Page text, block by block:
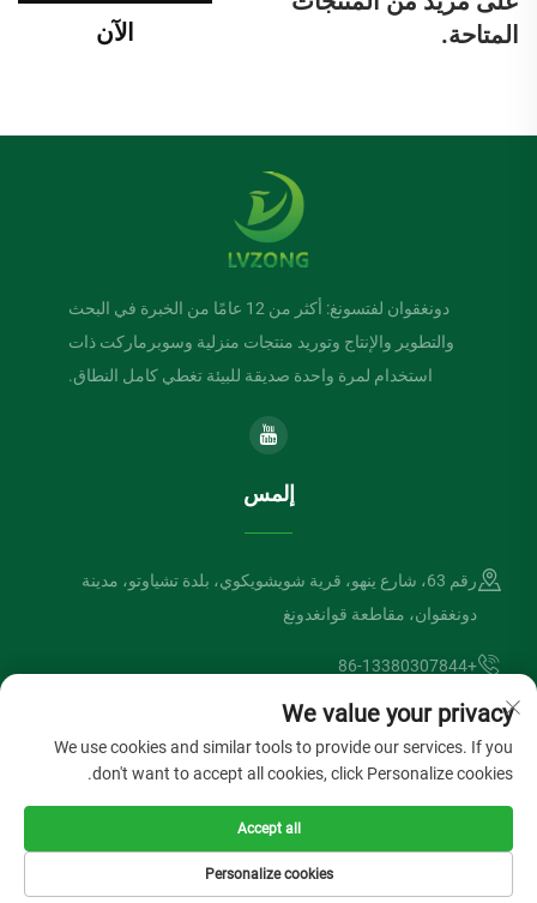
المتاحة.
الآن
دونغقوان لفتسونغ: أكثر من 12 عامًا من الخبرة في البحث
والتطوير والإنتاج وتوريد منتجات منزلية وسوبرماركت ذات
استخدام لمرة واحدة صديقة للبيئة تغطي كامل النطاق.
إلمس
رقم 63، شارع ينهو، قرية شويشويكوي، بلدة تشياوتو، مدينة
دونغقوان، مقاطعة قوانغدونغ
+86-13380307844
[email protected]
حقوق الطبع والنشر © شركة دونغقوان لفتسونغ الصناعية المحدودة. جميع
سياسة الخصوصية
We value your privacy
We use cookies and similar tools to provide our services. If you
don't want to accept all cookies, click Personalize cookies.
Personalize cookies
Accept all